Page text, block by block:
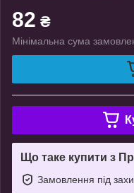
82 ₴
Мінімальна сума
Що таке купити з
Замовлення під